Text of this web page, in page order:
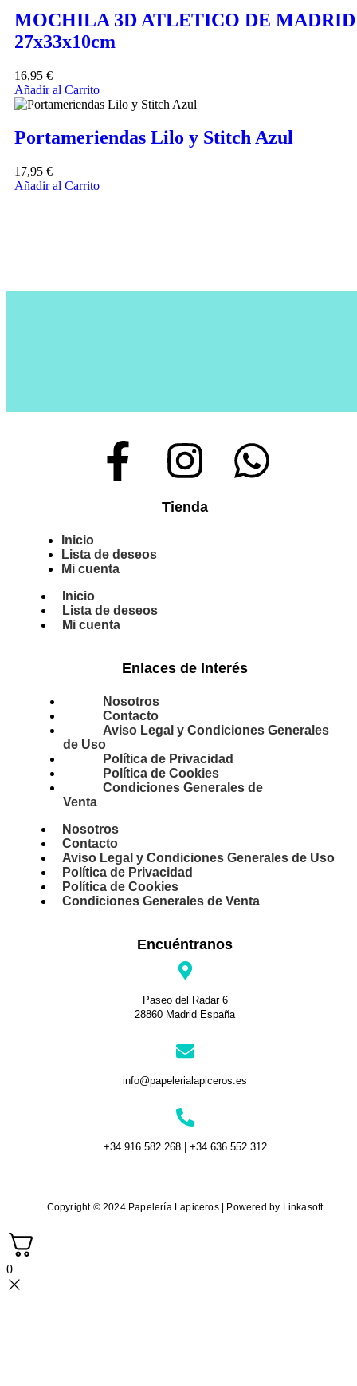
MOCHILA 3D ATLETICO DE MADRID
27x33x10cm
16,95 €
Añadir al Carrito
Portameriendas Lilo y Stitch Azul
17,95 €
Añadir al Carrito
Tienda
Inicio
Lista de deseos
Mi cuenta
Inicio
Lista de deseos
Mi cuenta
Enlaces de Interés
Nosotros
Contacto
Aviso Legal y Condiciones Generales
de Uso
Política de Privacidad
Política de Cookies
Condiciones Generales de
Venta
Nosotros
Contacto
Aviso Legal y Condiciones Generales de Uso
Política de Privacidad
Política de Cookies
Condiciones Generales de Venta
Encuéntranos
Paseo del Radar 6
28860 Madrid España
info@papelerialapiceros.es
+34 916 582 268 | +34 636 552 312
Copyright © 2024 Papelería Lapiceros | Powered by Linkasoft
0